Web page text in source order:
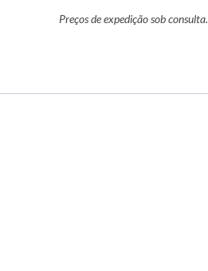
Preços de expedição sob consulta.